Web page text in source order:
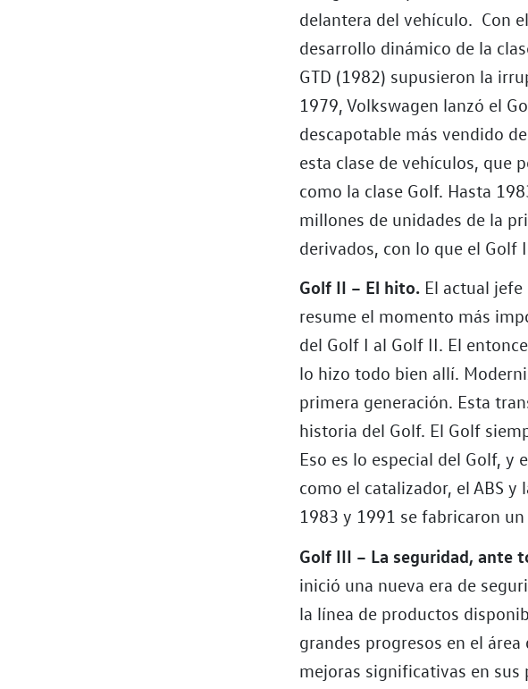
delantera del vehículo. Con
desarrollo dinámico de la
GTD (1982) supusieron la
1979, Volkswagen lanzó el
descapotable más vendido
esta clase de vehículos, que
como la clase Golf. Hasta
millones de unidades de la
derivados, con lo que el Golf
Golf II – El hito. El actual
resume el momento más
del Golf I al Golf II. El
lo hizo todo bien allí.
primera generación. Esta
historia del Golf. El Golf
Eso es lo especial del Golf, y
como el catalizador, el ABS
1983 y 1991 se fabricaron
Golf III – La seguridad, ante
inició una nueva era de
la línea de productos
grandes progresos en el
mejoras significativas en sus